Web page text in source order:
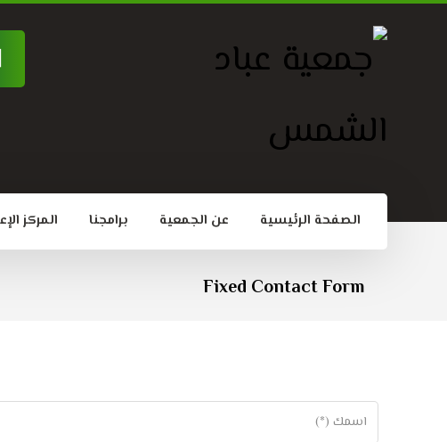
الصفحة الرئيسية عن الجمعية برامجنا المركز
Fixed Contact Form